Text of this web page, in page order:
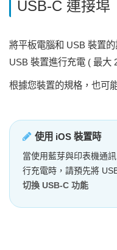
USB-C 連接埠
將平板電腦和 USB 裝置
USB 裝置進行充電 ( 最大
根據您裝置的規格，也可
使用 iOS 裝置時
當使用藍芽與印表機通
行充電時，請預先將
切換 USB-C 功能